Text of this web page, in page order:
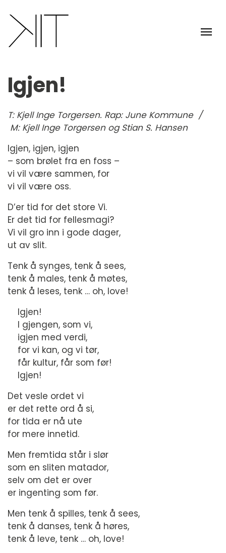
Igjen!
T: Kjell Inge Torgersen. Rap: June Kommune /
M: Kjell Inge Torgersen og Stian S. Hansen
Igjen, igjen, igjen
– som brølet fra en foss –
vi vil være sammen, for
vi vil være oss.
D’er tid for det store Vi.
Er det tid for fellesmagi?
Vi vil gro inn i gode dager,
ut av slit.
Tenk å synges, tenk å sees,
tenk å males, tenk å møtes,
tenk å leses, tenk … oh, love!
Igjen!
I gjengen, som vi,
igjen med verdi,
for vi kan, og vi tør,
får kultur, får som før!
Igjen!
Det vesle ordet vi
er det rette ord å si,
for tida er nå ute
for mere innetid.
Men fremtida står i slør
som en sliten matador,
selv om det er over
er ingenting som før.
Men tenk å spilles, tenk å sees,
tenk å danses, tenk å høres,
tenk å leve, tenk … oh, love!